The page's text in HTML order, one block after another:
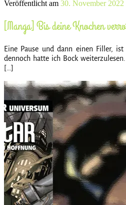
Veröffentlicht am 30. November 2022
[Manga] Bis deine Knochen
Eine Pause und dann einen Filler,
dennoch hatte ich Bock
[…]